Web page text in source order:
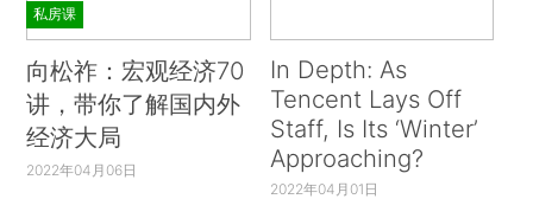
私房课
向松祚：宏观经济70
讲，带你了解国内外
经济大局
2022年04月06日
In Depth: As
Tencent Lays Off
Staff, Is Its ‘Winter’
Approaching?
2022年04月01日